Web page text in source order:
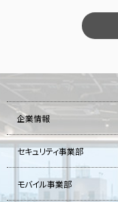
企業情報
セキュリティ事業部
モバイル事業部